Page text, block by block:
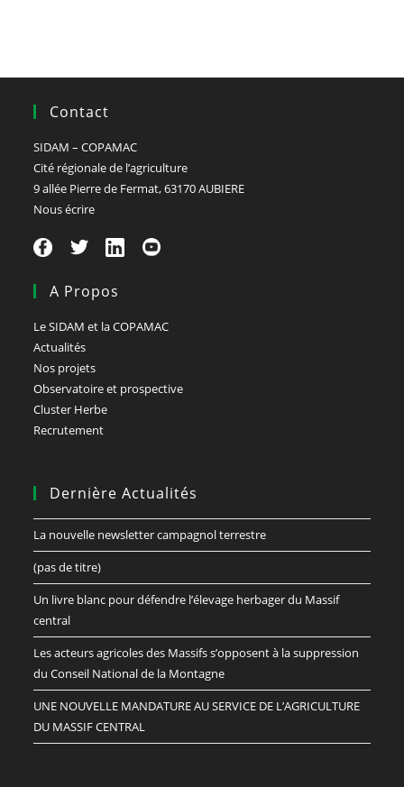
Contact
SIDAM – COPAMAC
Cité régionale de l’agriculture
9 allée Pierre de Fermat, 63170 AUBIERE
Nous écrire
A Propos
Le SIDAM et la COPAMAC
Actualités
Nos projets
Observatoire et prospective
Cluster Herbe
Recrutement
Dernière Actualités
La nouvelle newsletter campagnol terrestre
(pas de titre)
Un livre blanc pour défendre l’élevage herbager du Massif
central
Les acteurs agricoles des Massifs s’opposent à la suppression
du Conseil National de la Montagne
UNE NOUVELLE MANDATURE AU SERVICE DE L’AGRICULTURE
DU MASSIF CENTRAL